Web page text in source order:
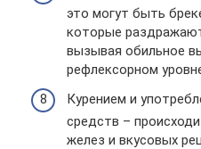
это могут быть
которые
вызывая обильное
рефлексорном
Курением и
средств –
желез и вкусовых